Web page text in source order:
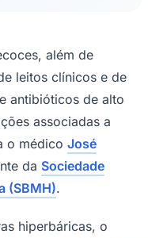
além de
leitos clínicos e de
antibióticos de alto
associadas a
o médico José
da Sociedade
(SBMH).
hiperbáricas, o